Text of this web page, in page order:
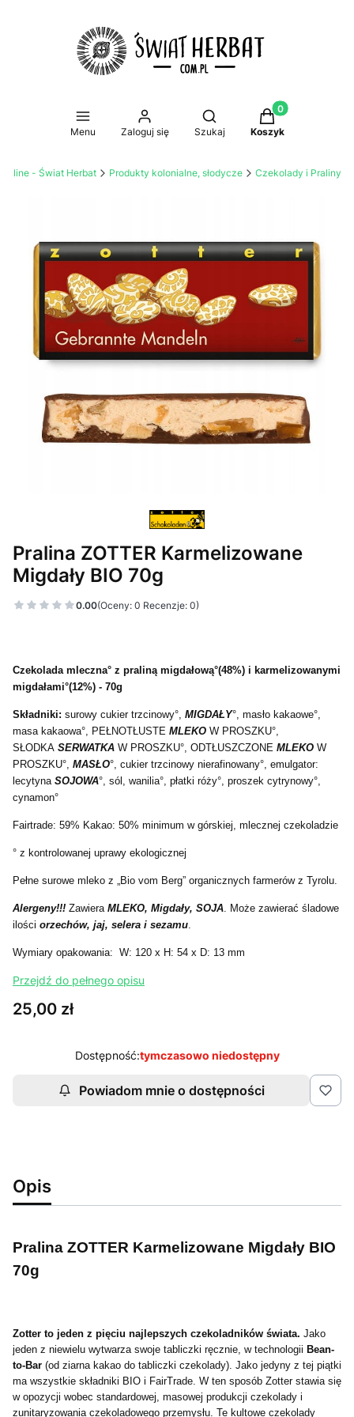
Menu Zaloguj się
Otwórz wyszukiwarkę
Szukaj
Produkty w
Koszyk
- Świat Herbat Produkty kolonialne, słodycze Czekolady i Praliny
Pralina ZOTTER Karmelizowane
Migdały BIO 70g
0.00(Oceny: 0 Recenzje: 0)
Czekolada mleczna° z praliną migdałową°(48%) i karmelizowanymi
migdałami°(12%) - 70g
Składniki: surowy cukier trzcinowy°, MIGDAŁY°, masło kakaowe°,
masa kakaowa°, PEŁNOTŁUSTE MLEKO W PROSZKU°,
SŁODKA SERWATKA W PROSZKU°, ODTŁUSZCZONE MLEKO W
PROSZKU°, MASŁO°, cukier trzcinowy nierafinowany°, emulgator:
lecytyna SOJOWA°, sól, wanilia°, płatki róży°, proszek cytrynowy°,
cynamon°
Fairtrade: 59% Kakao: 50% minimum w górskiej, mlecznej czekoladzie
° z kontrolowanej uprawy ekologicznej
Pełne surowe mleko z „Bio vom Berg” organicznych farmerów z Tyrolu.
Alergeny!!! ZawieraMLEKO, Migdały, SOJA. Może zawierać śladowe
ilości orzechów, jaj, selera i sezamu.
Wymiary opakowania: W: 120 x H: 54 x D: 13 mm
Przejdź do pełnego opisu
Cena
25,00 zł
Dostępność:tymczasowo niedostępny
Powiadom mnie o dostępności
Opis
Pralina ZOTTER Karmelizowane Migdały BIO
70g
Zotter to jeden z pięciu najlepszych czekoladników świata. Jako
jeden z niewielu wytwarza swoje tabliczki ręcznie, w technologii Bean-
to-Bar (od ziarna kakao do tabliczki czekolady). Jako jedyny z tej piątki
ma wszystkie składniki BIO i FairTrade. W ten sposób Zotter stawia się
w opozycji wobec standardowej, masowej produkcji czekolady i
zunitaryzowania czekoladowego przemysłu. Te kultowe czekolady